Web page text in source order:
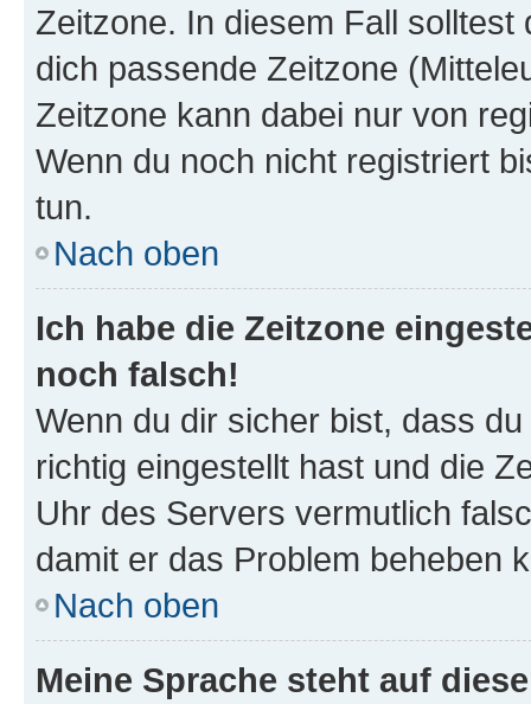
Zeitzone. In diesem Fall solltest
dich passende Zeitzone
Zeitzone kann dabei nur von
Wenn du noch nicht registriert
tun.
Nach oben
Ich habe die Zeitzone
noch falsch!
Wenn du dir sicher bist, dass
richtig eingestellt hast und die
Uhr des Servers vermutlich
damit er das Problem beheben
Nach oben
Meine Sprache steht auf